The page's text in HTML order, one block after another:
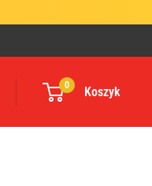
0 Koszyk